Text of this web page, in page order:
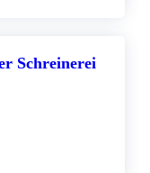
Schreinerei